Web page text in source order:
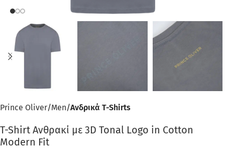
Prince Oliver Men Ανδρικά T-Shirts
T-Shirt Ανθρακί με 3D Tonal Logo in Cotton
Modern Fit